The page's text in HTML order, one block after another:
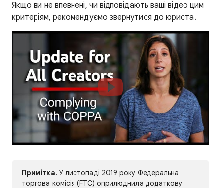
Якщо ви не впевнені, чи відповідають ваші відео цим
критеріям, рекомендуємо звернутися до юриста.
Примітка. У листопаді 2019 року Федеральна
торгова комісія (FTC) оприлюднила додаткову